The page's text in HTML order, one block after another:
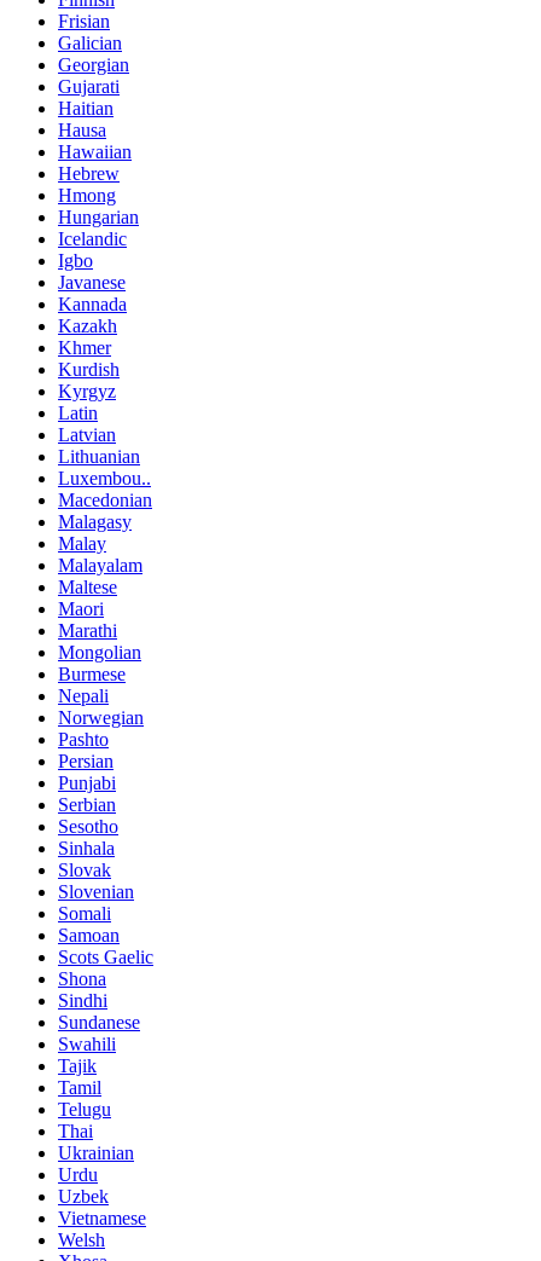
Frisian
Galician
Georgian
Gujarati
Haitian
Hausa
Hawaiian
Hebrew
Hmong
Hungarian
Icelandic
Igbo
Javanese
Kannada
Kazakh
Khmer
Kurdish
Kyrgyz
Latin
Latvian
Lithuanian
Luxembou..
Macedonian
Malagasy
Malay
Malayalam
Maltese
Maori
Marathi
Mongolian
Burmese
Nepali
Norwegian
Pashto
Persian
Punjabi
Serbian
Sesotho
Sinhala
Slovak
Slovenian
Somali
Samoan
Scots Gaelic
Shona
Sindhi
Sundanese
Swahili
Tajik
Tamil
Telugu
Thai
Ukrainian
Urdu
Uzbek
Vietnamese
Welsh